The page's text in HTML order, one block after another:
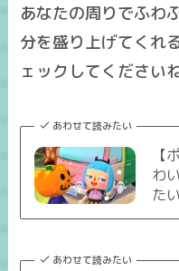
あなたの周りでふわ
分を盛り上げてくれ
ェックしてください
あわせて読みたい
【
わ
た
あわせて読みたい